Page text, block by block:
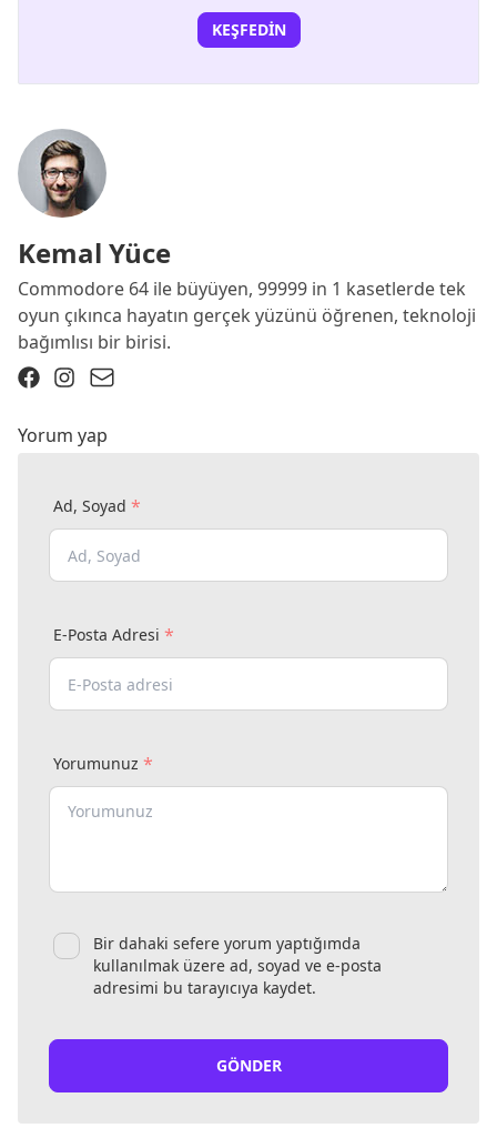
KEŞFEDIN
Kemal Yüce
Commodore 64 ile büyüyen, 99999 in 1 kasetlerde tek
oyun çıkınca hayatın gerçek yüzünü öğrenen, teknoloji
bağımlısı bir birisi.
Yorum yap
Ad, Soyad *
E-Posta Adresi *
Yorumunuz *
Bir dahaki sefere yorum yaptığımda
kullanılmak üzere ad, soyad ve e-posta
adresimi bu tarayıcıya kaydet.
GÖNDER